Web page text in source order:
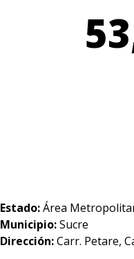
Estado:Área
Municipio:Sucre
Dirección:Carr. Petare,